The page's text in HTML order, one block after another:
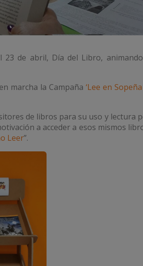
de abril, Día del Libro,
marcha la Campaña ‘Lee en
de libros para su uso y lectura
a acceder a esos mismos
Leer”.